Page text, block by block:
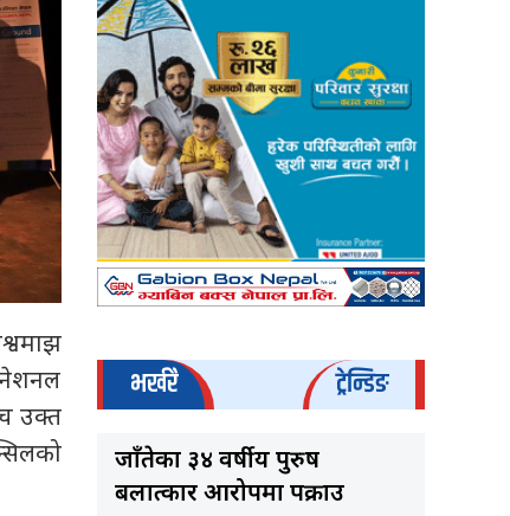
उक्त
भर्खरै ट्रेन्डिङ
जाँतेका ३४ वर्षीय पुरुष
बलात्कार आरोपमा पक्राउ